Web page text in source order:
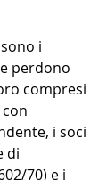
i
perdono
compresi
i soci
di
70) e i